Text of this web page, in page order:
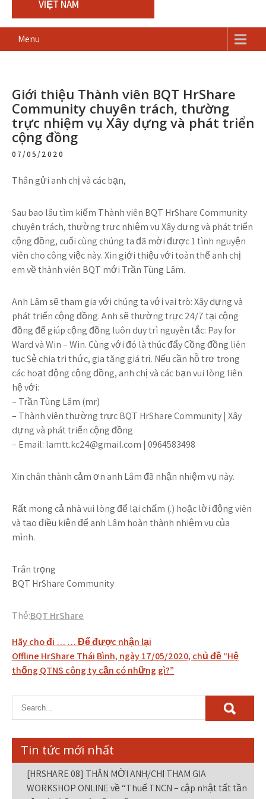
VIỆT NAM
Menu
Giới thiệu Thành viên BQT HrShare
Community chuyên trách, thường
trực nhiệm vụ Xây dựng và phát triển
cộng đồng
07/05/2020
Thân gửi anh chị và các bạn,
Sau bao lâu tìm kiếm Thành viên BQT HrShare Community
chuyên trách, thường trực nhiệm vụ Xây dựng và phát triển
cộng đồng, cuối cùng chúng ta đã mời được 1 tình nguyện
viên cho công việc này. Xin giới thiệu với toàn thể anh chị
em về thành viên BQT mới Trần Tùng Lâm.
Anh Lâm sẽ tham gia với chúng ta với vai trò: Xây dựng và
phát triển cộng đồng. Anh sẽ thường trực 24/7 tại cộng
đồng để giúp cộng đồng luôn duy trì nguyên tắc: Pay for
Ward và Win – Win. Cùng với đó là thúc đẩy Cồng đồng liên
tục Sẻ chia tri thức, gia tăng giá trị. Nếu cần hỗ trợ trong
các hoạt động cộng đồng, anh chị và các bạn vui lòng liên
hệ với:
– Trần Tùng Lâm (mr)
– Thành viên thường trực BQT HrShare Community | Xây
dựng và phát triển cộng đồng
– Email: lamtt.kc24@gmail.com | 0964583498
Xin chân thành cảm ơn anh Lâm đã nhận nhiệm vụ này.
Rất mong cả nhà vui lòng để lại chấm (.) hoặc lời động viên
và tạo điều kiện để anh Lâm hoàn thành nhiệm vụ của
mình.
Trân trọng
BQT HrShare Community
Thẻ:BQT HrShare
Điều
hướng
bài
viết
Hãy cho đi … … Để được nhận lại
Offline HrShare Thái Bình, ngày 17/05/2020, chủ đề “Hệ
thống QTNS công ty cần có những gì?”
Tin tức mới nhất
[HRSHARE 08] THÂN MỜI ANH/CHỊ THAM GIA
WORKSHOP ONLINE về “Thuế TNCN – cập nhật tất tần